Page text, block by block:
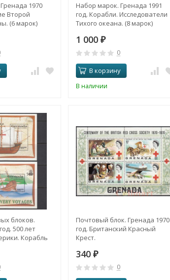
1970
Второй
(6 марок)
Набор марок. Гренада 1991
год. Корабли. Исследователи
Тихого океана. (8 марок)
1 000₽
0
В корзину
В наличии
блоков.
500 лет
Корабль
Почтовый блок. Гренада 1970
год. Британский Красный
Крест.
340₽
0